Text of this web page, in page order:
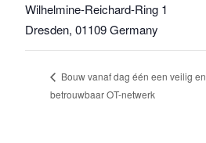
Wilhelmine-Reichard-Ring 1
Dresden, 01109Germany
Bouw vanaf dag één een veilig en
betrouwbaar OT-netwerk